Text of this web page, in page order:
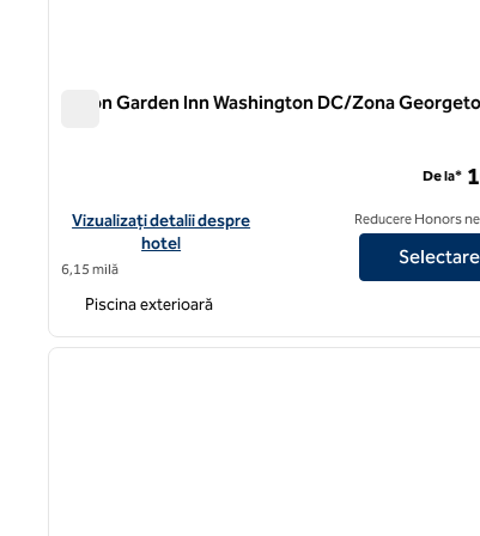
Hilton Garden Inn Washington DC/Zona
Vizualizați detaliile hotelului Hilton Garden Inn
Vizualizați detalii despre
hotel
6,15 milă
De la*
Reducere Honors
Piscina exterioară
1 din 12